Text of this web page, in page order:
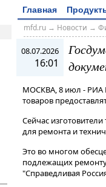
Главная
mfd.ru→ Новости →
08.07.2026
16:01
МОСКВА, 8 июл - РИА
товаров
Сейчас
для ремонта и
Это во многом
подлежащих
"Справедливая